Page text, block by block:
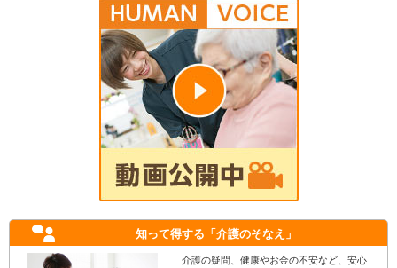
知って得する 「介護のそなえ」
介護の疑問、健康やお金の不安など、安心